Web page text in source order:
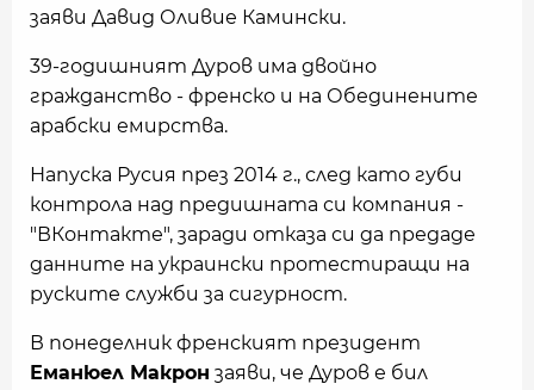
заяви Давид Оливие Камински.
39-годишният Дуров има двойно
гражданство - френско и на Обединените
арабски емирства.
Напуска Русия през 2014 г., след като губи
контрола над предишната си компания -
"ВКонтакте", заради отказа си да предаде
данните на украински протестиращи на
руските служби за сигурност.
В понеделник френският президент
Еманюел Макрон заяви, че Дуров е бил